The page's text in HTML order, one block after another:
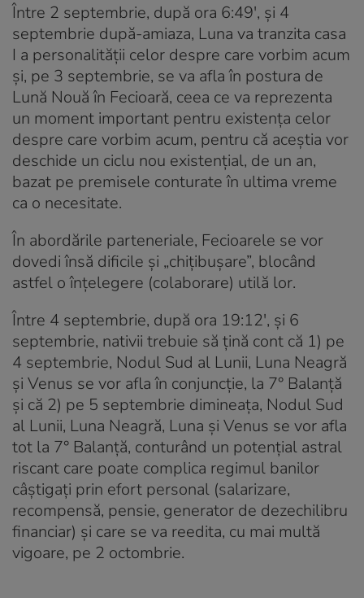
Între 2 septembrie, după ora 6:49′, și 4
septembrie după-amiaza, Luna va tranzita casa
I a personalității celor despre care vorbim acum
și, pe 3 septembrie, se va afla în postura de
Lună Nouă în Fecioară, ceea ce va reprezenta
un moment important pentru existența celor
despre care vorbim acum, pentru că aceștia vor
deschide un ciclu nou existențial, de un an,
bazat pe premisele conturate în ultima vreme
ca o necesitate.
În abordările parteneriale, Fecioarele se vor
dovedi însă dificile și „chițibușare”, blocând
astfel o înțelegere (colaborare) utilă lor.
Între 4 septembrie, după ora 19:12′, și 6
septembrie, nativii trebuie să țină cont că 1) pe
4 septembrie, Nodul Sud al Lunii, Luna Neagră
și Venus se vor afla în conjuncție, la 7° Balanță
și că 2) pe 5 septembrie dimineața, Nodul Sud
al Lunii, Luna Neagră, Luna și Venus se vor afla
tot la 7° Balanță, conturând un potențial astral
riscant care poate complica regimul banilor
câștigați prin efort personal (salarizare,
recompensă, pensie, generator de dezechilibru
financiar) și care se va reedita, cu mai multă
vigoare, pe 2 octombrie.